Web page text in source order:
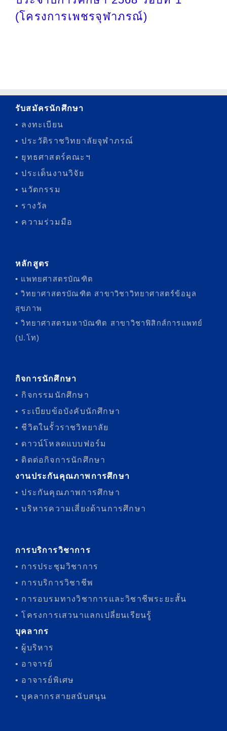
(โครงการเพชรจุฬาภรณ์)
รับสมัครนักศึกษา
• ลงทะเบียน
• ประวัติราชวิทยาลัยจุฬาภรณ์
• ยุทธศาสตร์คณะฯ
• ประเด็นงานวิจัย
• นวัตกรรม
• รางวัล
• ความร่วมมือ
หลักสูตร
• แพทยศาสตรบัณฑิต
• วิทยาศาสตรบัณฑิต สาขาวิชาวิทยาศาสตร์ข้อมูล
สุขภาพ
• วิทยาศาสตรมหาบัณฑิต สาขาวิชาฟิสิกส์การแพทย์
(ป.โท)
กิจการนักศึกษา
• กิจกรรมนักศึกษา
• ระเบียบข้อบังคับนักศึกษา
• ชีวิตในรั้วราชวิทยาลัย
• ดาวน์โหลดแบบฟอร์ม
• ติดต่อกิจการนักศึกษา
งานประกันคุณภาพการศึกษา
• ประกันคุณภาพการศึกษา
• บริหารความเสี่ยงด้านการศึกษา
การบริการวิชาการ
• การประชุมวิชาการ
• การบริการวิชาชีพ
• การอบรมทางวิชาการและวิชาชีพระยะสั้น
• โครงการเสวนาแลกเปลี่ยนเรียนรู้
บุคลากร
• ผู้บริหาร
• อาจารย์
• อาจารย์พิเศษ
• บุคลากรสายสนับสนุน